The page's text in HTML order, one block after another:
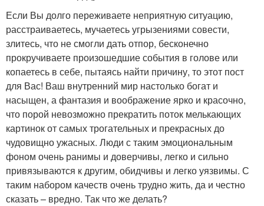
Если Вы долго переживаете неприятную ситуацию,
расстраиваетесь, мучаетесь угрызениями совести,
злитесь, что не смогли дать отпор, бесконечно
прокручиваете произошедшие события в голове или
копаетесь в себе, пытаясь найти причину, то этот пост
для Вас! Ваш внутренний мир настолько богат и
насыщен, а фантазия и воображение ярко и красочно,
что порой невозможно прекратить поток мелькающих
картинок от самых трогательных и прекрасных до
чудовищно ужасных. Люди с таким эмоциональным
фоном очень ранимы и доверчивы, легко и сильно
привязываются к другим, обидчивы и легко уязвимы. С
таким набором качеств очень трудно жить, да и честно
сказать – вредно. Так что же делать?